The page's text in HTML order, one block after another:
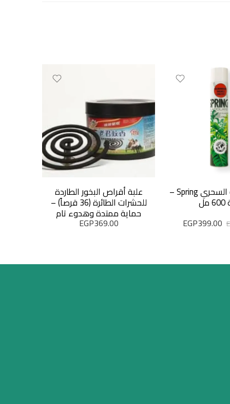
ملمع النباتات السحري Spring –
EGP399.00
علبة أقراص البخور الطاردة
للحشرات الطائرة (36 قرصاً) –
حماية ممتدة وهدوء تام
EGP369.00